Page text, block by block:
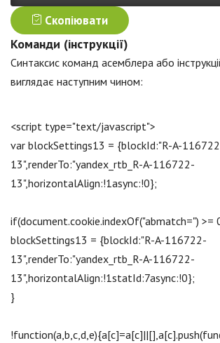
Скопіювати
Команди (інструкції)
Синтаксис команд асемблера або
виглядає наступним чином:
<script type="text/jаvascript">
var blockSettings13 = {blockId:"R-A-
13",renderTo:"yandex_rtb_R-A-116722-
13",horizontalAlign:!1async:!0};
if(document.cookie.indexOf("abmatch=") >=
blockSettings13 = {blockId:"R-A-116722-
13",renderTo:"yandex_rtb_R-A-116722-
13",horizontalAlign:!1statId:7async:!0};
}